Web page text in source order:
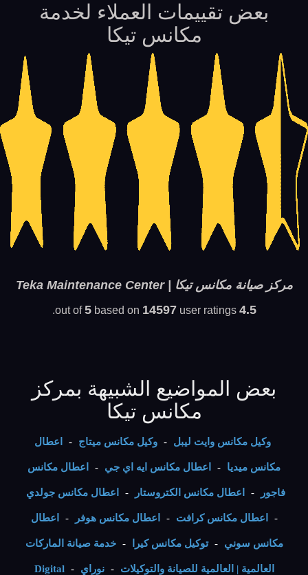
بعض تقييمات العملاء لخدمة
مكانس تيكا
مركز صيانة مكانس تيكا | Teka Maintenance Center
4.5
out of
5based on 14597user ratings.
بعض المواضيع الشبيهة بمركز
مكانس تيكا
وكيل مكانس وايت ليبل - وكيل مكانس ميتاج - اعطال
مكانس ميديا - اعطال مكانس ايه اي جي - اعطال مكانس
فاجور - اعطال مكانس الكتروستار - اعطال مكانس جولدي
- اعطال مكانس كرافت - اعطال مكانس هوفر - اعطال
مكانس سوني - توكيل مكانس كيرا - خدمة صيانة الماركات
العالمية | العالمية للصيانة والتوكيلات - نوراي -
Digital